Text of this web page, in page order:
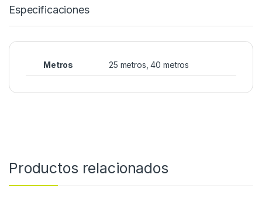
Especificaciones
Metros 25 metros, 40 metros
Productos relacionados